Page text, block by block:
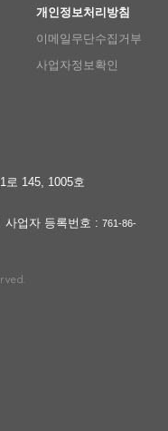
개인정보처리방침
이메일무단수집거부
사업자정보확인
로 145, 1005호
사업자 등록번호 : 761-86-